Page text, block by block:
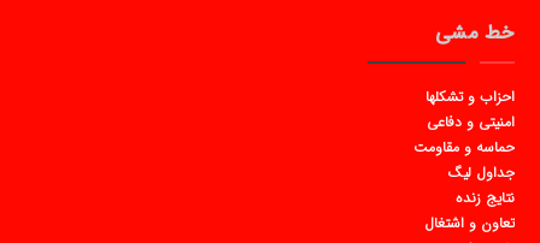
خط مشی
احزاب و تشکلها
امنیتی و دفاعی
حماسه و مقاومت
جداول لیگ
نتایج زنده
تعاون و اشتغال